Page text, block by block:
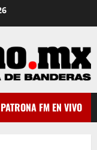
FM EN VIVO